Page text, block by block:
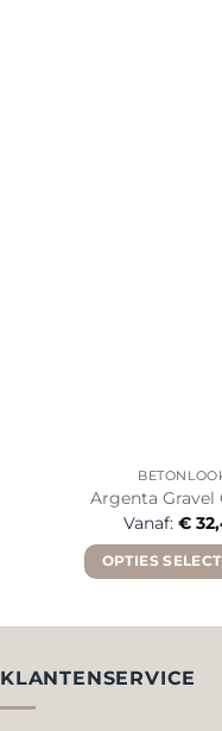
Argenta Gravel
Vanaf:€
OPTIES
KLANTENSERVICE